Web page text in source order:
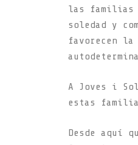
las familias
soledad y
favorecen
A Joves i
estas
Desde aquí